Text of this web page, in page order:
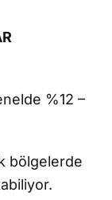
%12 –
bölgelerde